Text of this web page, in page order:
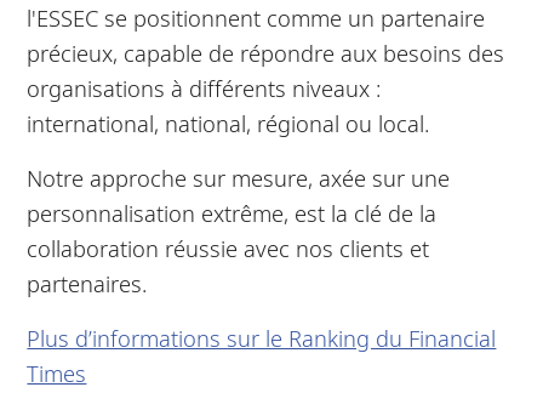
l'ESSEC se positionnent comme un partenaire
précieux, capable de répondre aux besoins des
organisations à différents niveaux :
international, national, régional ou local.
Notre approche sur mesure, axée sur une
personnalisation extrême, est la clé de la
collaboration réussie avec nos clients et
partenaires.
Plus d’informations sur le Ranking du Financial
Times